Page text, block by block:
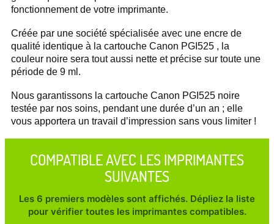
fonctionnement de votre imprimante.
Créée par une société spécialisée avec une encre de
qualité identique à la cartouche Canon PGI525 , la
couleur noire sera tout aussi nette et précise sur toute une
période de 9 ml.
Nous garantissons la cartouche Canon PGI525 noire
testée par nos soins, pendant une durée d’un an ; elle
vous apportera un travail d’impression sans vous limiter !
COMPATIBLE AVEC LES IMPRIMANTES
SUIVANTES
Les 6 premiers modèles sont affichés. Dépliez la liste
pour vérifier toutes les imprimantes compatibles.